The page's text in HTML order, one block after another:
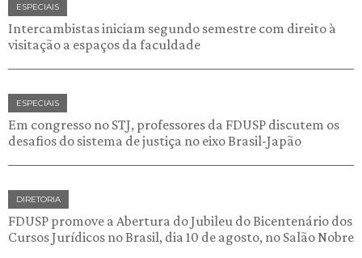
ESPECIAIS
Intercambistas iniciam segundo semestre com direito à
visitação a espaços da faculdade
ESPECIAIS
Em congresso no STJ, professores da FDUSP discutem os
desafios do sistema de justiça no eixo Brasil-Japão
DIRETORIA
FDUSP promove a Abertura do Jubileu do Bicentenário dos
Cursos Jurídicos no Brasil, dia 10 de agosto, no Salão Nobre